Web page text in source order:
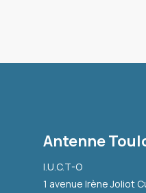
Antenne
I.U.C.T-O
1 avenue Irène Joliot